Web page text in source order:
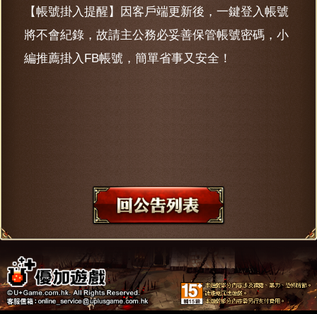
【帳號掛入提醒】因客戶端更新後，一鍵登入帳號
將不會紀錄，故請主公務必妥善保管帳號密碼，小
編推薦掛入FB帳號，簡單省事又安全！